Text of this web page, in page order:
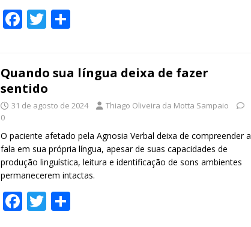
F
b
o
o
k
T
er e
Quando sua língua deixa de fazer
sentido
31 de agosto de 2024
Thiago Oliveira da Motta Sampaio
0
O paciente afetado pela Agnosia Verbal deixa de compreender a
fala em sua própria língua, apesar de suas capacidades de
produção linguística, leitura e identificação de sons ambientes
permanecerem intactas.
F T